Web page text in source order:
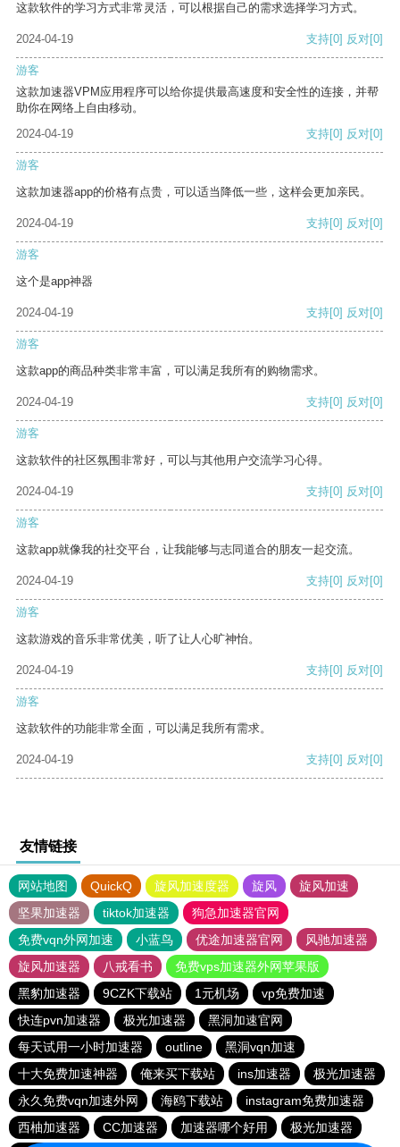
这款软件的学习方式非常灵活，可以根据自己的需求选择学习方式。
2024-04-19 支持[0] 反对[0]
游客
这款加速器VPM应用程序可以给你提供最高速度和安全性的连接，并帮
助你在网络上自由移动。
2024-04-19
支持[0] 反对[0]
游客
这款加速器app的价格有点贵，可以适当降低一些，这样会更加亲民。
2024-04-19 支持[0] 反对[0]
游客
这个是app神器
2024-04-19 支持[0] 反对[0]
游客
这款app的商品种类非常丰富，可以满足我所有的购物需求。
2024-04-19 支持[0] 反对[0]
游客
这款软件的社区氛围非常好，可以与其他用户交流学习心得。
2024-04-19 支持[0] 反对[0]
游客
这款app就像我的社交平台，让我能够与志同道合的朋友一起交流。
2024-04-19 支持[0] 反对[0]
游客
这款游戏的音乐非常优美，听了让人心旷神怡。
2024-04-19 支持[0] 反对[0]
游客
这款软件的功能非常全面，可以满足我所有需求。
2024-04-19 支持[0] 反对[0]
友情链接
网站地图 QuickQ 旋风加速度器 旋风
旋风加速
坚果加速器
tiktok加速器
狗急加速器官网
免费vqn外网加速
小蓝鸟 优途加速器官网
风驰加速器
旋风加速器
八戒看书
免费vps加速器外网苹果版
黑豹加速器
9CZK下载站 1元机场
vp免费加速
快连pvn加速器
极光加速器
黑洞加速官网
每天试用一小时加速器
outline
黑洞vqn加速
十大免费加速神器
俺来买下载站 ins加速器
极光加速器
永久免费vqn加速外网
海鸥下载站
instagram免费加速器
西柚加速器
CC加速器 加速器哪个好用 极光加速器